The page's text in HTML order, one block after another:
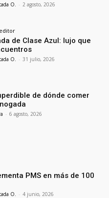
O. - 2 agosto, 2026
de Clase Azul: lujo que
O. - 31 julio, 2026
de dónde comer
- 6 agosto, 2026
PMS en más de 100
O. - 4 junio, 2026